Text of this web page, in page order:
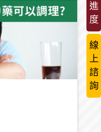
進
度
線
上
諮
詢